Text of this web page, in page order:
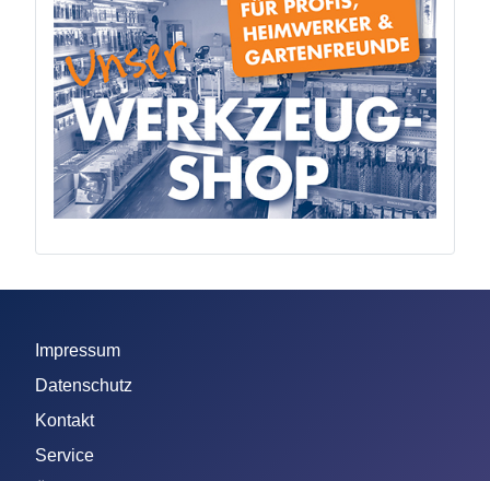
Impressum
Datenschutz
Kontakt
Service